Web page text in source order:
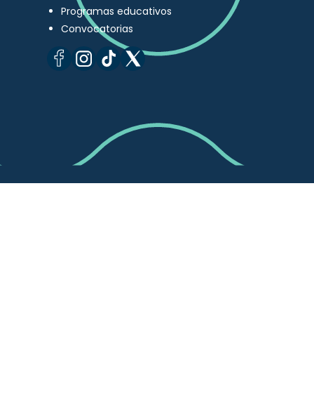
Programas educativos
Convocatorias